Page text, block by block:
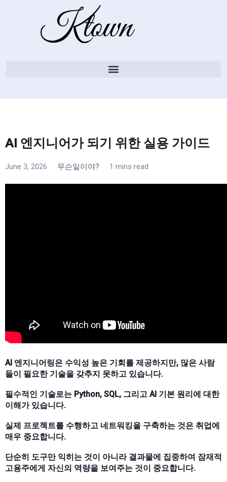
AI 엔지니어가 되기 위한 실용 가이드
June 3, 2026 무슨일이야? 1 mins read
AI 엔지니어링은 수익성 높은 기회를 제공하지만, 많은 사람
들이 필요한 기술을 갖추지 못하고 있습니다.
필수적인 기술로는 Python, SQL, 그리고 AI 기본 원리에 대한
이해가 있습니다.
실제 프로젝트를 수행하고 네트워킹을 구축하는 것은 취업에
매우 중요합니다.
단순히 도구만 익히는 것이 아니라 결과물에 집중하여 잠재적
고용주에게 자신의 역량을 보여주는 것이 중요합니다.